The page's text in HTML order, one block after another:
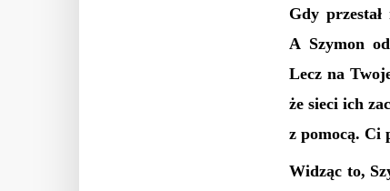
Gdy
A Szymon
Lecz na
że sieci ich
z pomocą. Ci
Widząc to,